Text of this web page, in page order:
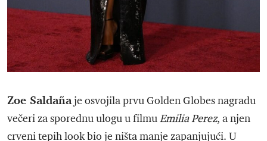
Zoe Saldañaje osvojila prvu Golden Globes nagradu
večeri za sporednu ulogu u filmuEmilia Perez, a njen
crveni tepih look bio je ništa manje zapanjujući. U